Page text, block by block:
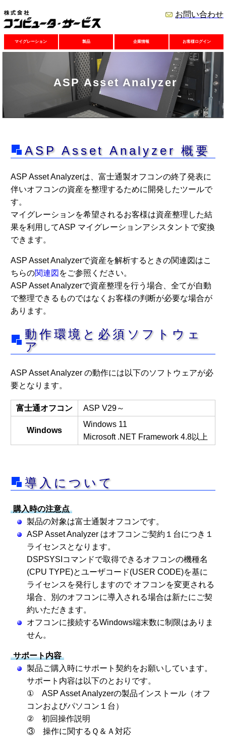
お問い合わせ
マイグレーション 製品 企業情報 お客様ログイン
ASP Asset Analyzer
ASP Asset Analyzer 概要
ASP Asset Analyzerは、富士通製オフコンの終了発表に
伴いオフコンの資産を整理するために開発したツールで
す。
マイグレーションを希望されるお客様は資産整理した結
果を利用してASP マイグレーションアシスタントで変換
できます。
ASP Asset Analyzerで資産を解析するときの関連図はこ
ちらの関連図 をご参照ください。
ASP Asset Analyzerで資産整理を行う場合、全てが自動
で整理できるものではなくお客様の判断が必要な場合が
あります。
動作環境と必須ソフトウェ
ア
ASP Asset Analyzer の動作には以下のソフトウェアが必
要となります。
富士通オフコン ASP V29～
Windows
Windows 11
Microsoft .NET Framework 4.8以上
導入について
購入時の注意点
製品の対象は富士通製オフコンです。
ASP Asset Analyzer はオフコンご契約１台につき１
ライセンスとなります。
DSPSYSIコマンドで取得できるオフコンの機種名
(CPU TYPE)とユーザコード(USER CODE)を基に
ライセンスを発行しますので オフコンを変更される
場合、別のオフコンに導入される場合は新たにご契
約いただきます。
オフコンに接続するWindows端末数に制限はありま
せん。
サポート内容
製品ご購入時にサポート契約をお願いしています。
サポート内容は以下のとおりです。
① ASP Asset Analyzerの製品インストール（オフ
コンおよびパソコン１台）
② 初回操作説明
③ 操作に関するＱ＆Ａ対応